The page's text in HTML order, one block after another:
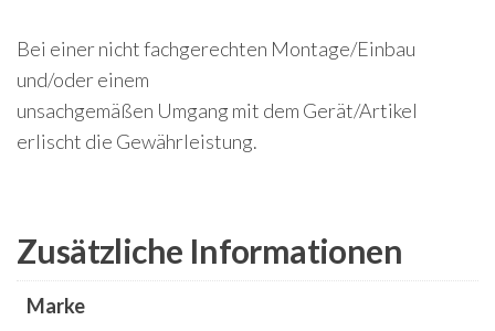
Bei einer nicht fachgerechten Montage/Einbau
und/oder einem
unsachgemäßen Umgang mit dem Gerät/Artikel
erlischt die Gewährleistung.
Zusätzliche Informationen
Marke